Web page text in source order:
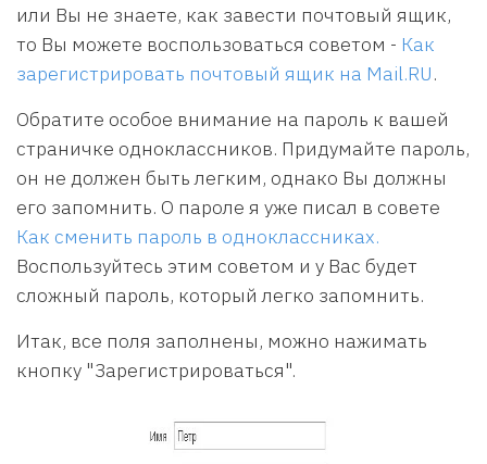
или Вы не знаете, как завести почтовый ящик,
то Вы можете воспользоваться советом - Как
зарегистрировать почтовый ящик на Mail.RU.
Обратите особое внимание на пароль к вашей
страничке одноклассников. Придумайте пароль,
он не должен быть легким, однако Вы должны
его запомнить. О пароле я уже писал в совете
Как сменить пароль в одноклассниках.
Воспользуйтесь этим советом и у Вас будет
сложный пароль, который легко запомнить.
Итак, все поля заполнены, можно нажимать
кнопку "Зарегистрироваться".